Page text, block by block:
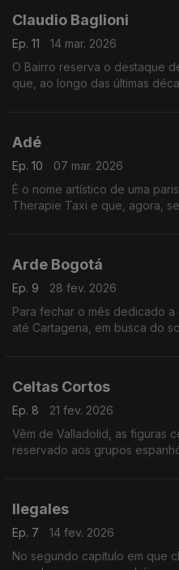
Claudio Baglioni
Ep. 11
14 mar. 2026
O Bairro reserva o destaque
que, ao longo das últimas
Adé
Ep. 10
07 mar. 2026
É o nome artístico de uma
Therapie Taxi e que, agora,
Arde Bogotá
Ep. 9
28 fev. 2026
Para fechar o mês dedicado
até Cartagena, em busca do
Celtas Cortos
Ep. 8
21 fev. 2026
Vêm de Valladolid, as figuras
reservado aos grupos
Ilegales
Ep. 7
14 fev. 2026
No segundo capítulo em que